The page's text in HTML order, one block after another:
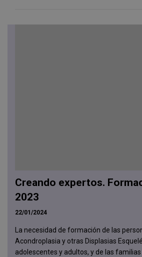
Creando expertos.
2023
22/01/2024
La necesidad de formación de las
Acondroplasia y otras Displasias
adolescentes y adultos, y de las